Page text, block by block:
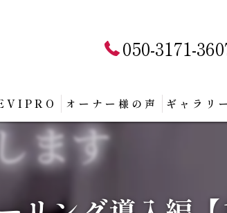
050-3171-
オーナー様の声 ギャラリ